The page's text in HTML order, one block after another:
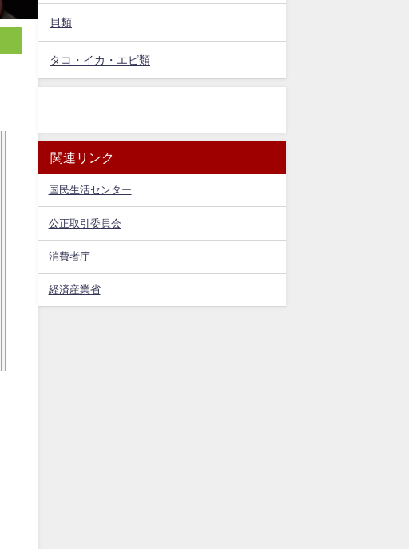
貝類
タコ・イカ・エビ類
関連リンク
国民生活センター
公正取引委員会
消費者庁
経済産業省